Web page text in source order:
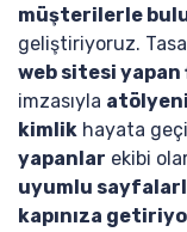
müşterilerle
geliştiriyoruz.
web sitesi
imzasıyla
kimlik hayata
yapanlar ekibi
uyumlu
kapınıza